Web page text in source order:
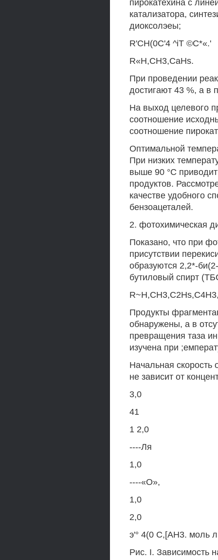
пирокатехина с
катализатора,
диоксолэеы;
R'CH(0C'4 ^iT ©С*«.'
R«H,CH3,CaHs.
При проведении
достигают 43 %, а в
На выход целевого
соотношение
соотношение
Оптимальной
При низких
выше 90 °С
продуктов.
качестве удобного
бензоацеталей.
2. фотохимическая
Показано, что при
присутствии
образуются 2,2*-
бутиловый спирт
Продукты
обнаружены, а в
превращения таза
изучена при
Начальная скорость
не зависит от
3,0
41
1 2,0
----Ля
1,0
----«О»,
1,0
2,0
э'° 4(0 С,[АН3. моль л
Рис. I. Зависимость